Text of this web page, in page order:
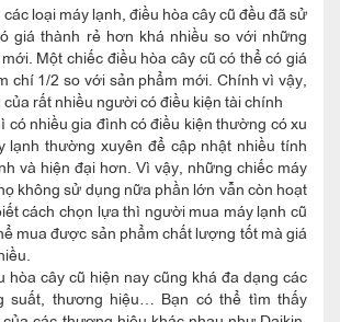
loại máy lạnh, điều hòa cây cũ đều đã sử
giá thành rẻ hơn khá nhiều so với những
Một chiếc điều hòa cây cũ có thể có giá
chí 1/2 so với sản phẩm mới. Chính vì vậy,
rất nhiều người có điều kiện tài chính
có nhiều gia đình có điều kiện thường có xu
lạnh thường xuyên để cập nhật nhiều tính
và hiện đại hơn. Vì vậy, những chiếc máy
không sử dụng nữa phần lớn vẫn còn hoạt
cách chọn lựa thì người mua máy lạnh cũ
mua được sản phẩm chất lượng tốt mà giá
hòa cây cũ hiện nay cũng khá đa dạng các
suất, thương hiệu… Bạn có thể tìm thấy